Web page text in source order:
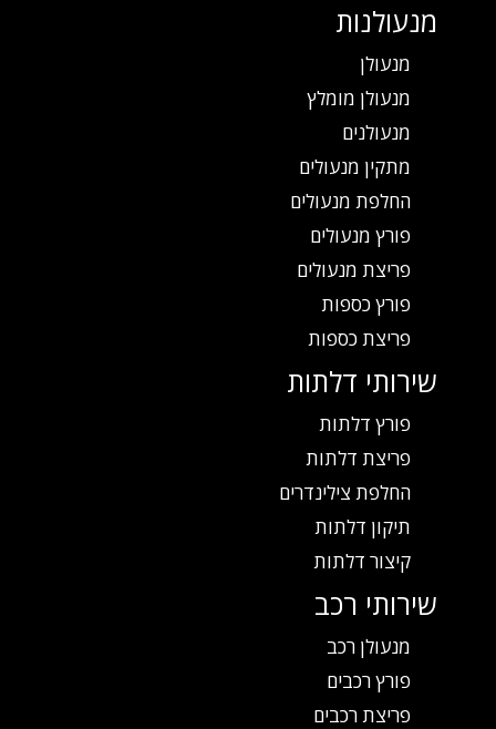
מנעולנות
מנעולן
מנעולן מומלץ
מנעולנים
מתקין מנעולים
החלפת מנעולים
פורץ מנעולים
פריצת מנעולים
פורץ כספות
פריצת כספות
שירותי דלתות
פורץ דלתות
פריצת דלתות
החלפת צילינדרים
תיקון דלתות
קיצור דלתות
שירותי רכב
מנעולן רכב
פורץ רכבים
פריצת רכבים